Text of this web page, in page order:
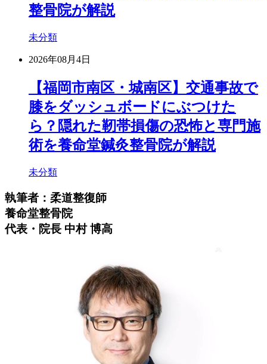
整骨院が解説
未分類
2026年08月4日
【福岡市南区・城南区】交通事故で
膝をダッシュボードにぶつけた
ら？隠れた靭帯損傷の恐怖と専門施
術を養命堂鍼灸整骨院が解説
未分類
執筆者：柔道整復師
養命堂整骨院
代表・院長 中村 博高